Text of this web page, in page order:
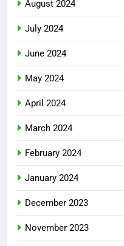
August 2024
July 2024
June 2024
May 2024
April 2024
March 2024
February 2024
January 2024
December 2023
November 2023